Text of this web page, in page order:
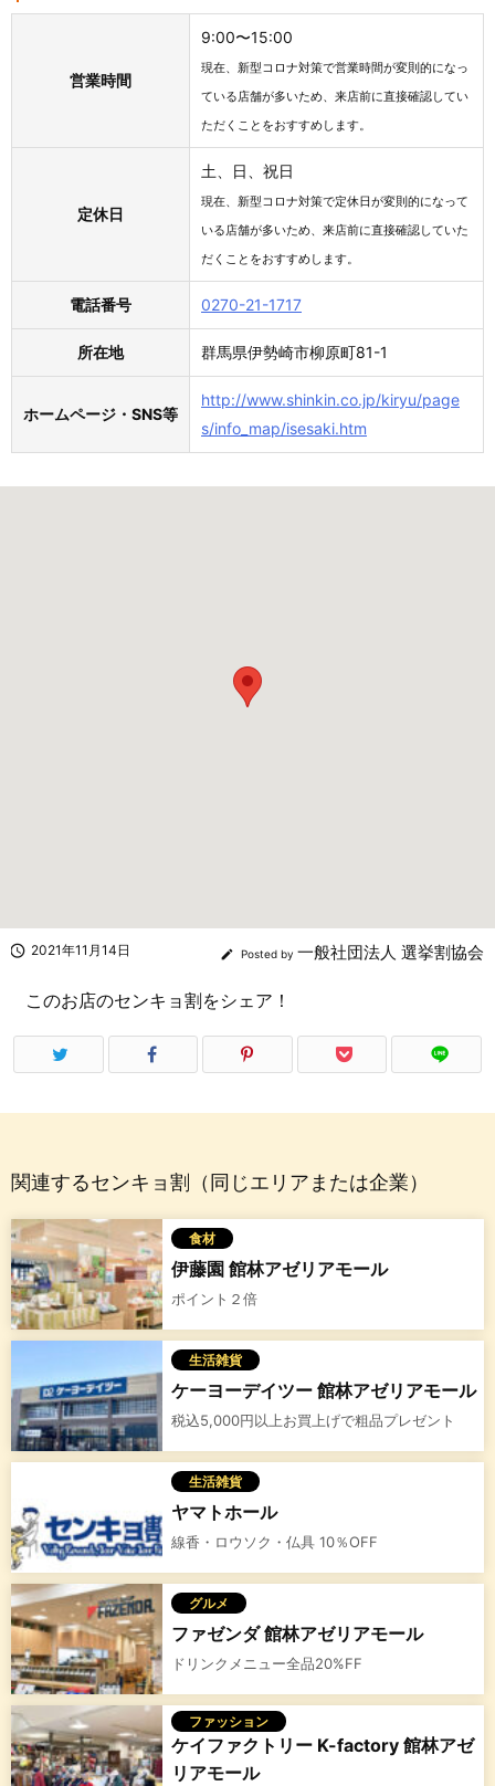
営業時間
9:00〜15:00
現在、新型コロナ対策で営業時間が変則的になっ
ている店舗が多いため、来店前に直接確認してい
ただくことをおすすめします。
定休日
土、日、祝日
現在、新型コロナ対策で定休日が変則的になって
いる店舗が多いため、来店前に直接確認していた
だくことをおすすめします。
電話番号 0270-21-1717
所在地 群馬県伊勢崎市柳原町81-1
ホームページ・SNS等
http://www.shinkin.co.jp/kiryu/page
s/info_map/isesaki.htm
 2021年11月14日  Posted by 一般社団法人 選挙割協会
このお店のセンキョ割をシェア！
関連するセンキョ割（同じエリアまたは企業）
食材
伊藤園 館林アゼリアモール
ポイント２倍
生活雑貨
ケーヨーデイツー 館林アゼリアモール
税込5,000円以上お買上げで粗品プレゼント
生活雑貨
ヤマトホール
線香・ロウソク・仏具 10％OFF
グルメ
ファゼンダ 館林アゼリアモール
ドリンクメニュー全品20%FF
ファッション
ケイファクトリー K-factory 館林アゼ
リアモール